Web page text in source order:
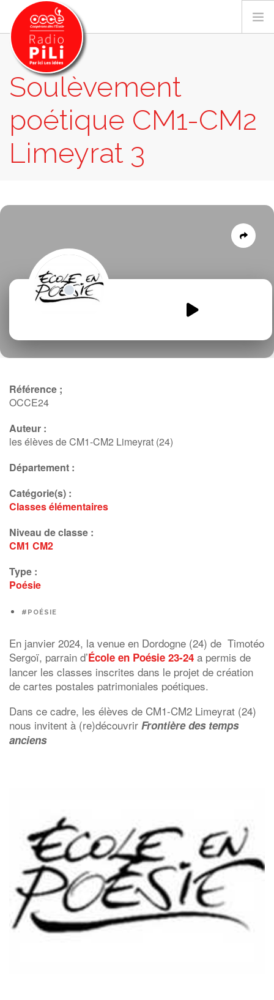
PRÉSENTATION
GRILLE DES PROGRAMMES
EMISSIONS / PODCASTS
SUR LE TERRITOIRE
CONTACT
Soulèvement
poétique CM1-CM2
Limeyrat 3
Frontiere-des-temps-anciens.mp3
Référence ;
OCCE24
Auteur :
les élèves de CM1-CM2 Limeyrat (24)
Département :
Catégorie(s) :
Classes élémentaires
Niveau de classe :
CM1 CM2
Type :
Poésie
#POÉSIE
En janvier 2024, la venue en Dordogne (24) de Timotéo
Sergoï, parrain d’École en Poésie 23-24 a permis de
lancer les classes inscrites dans le projet de création
de cartes postales patrimoniales poétiques.
Dans ce cadre, les élèves de CM1-CM2 Limeyrat (24)
nous invitent à (re)découvrir Frontière des temps
anciens